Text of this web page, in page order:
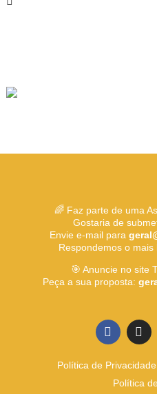
🌈 Faz parte de uma
Gostaria de
Envie e-mail para
Respondemos o
🎯 Anuncie no site
Peça a sua proposta:
Política de
Política